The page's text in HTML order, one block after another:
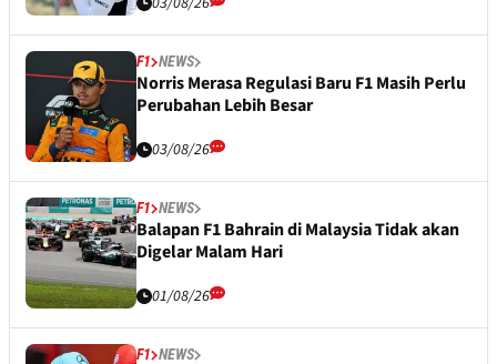
F1 NEWS
Norris Merasa Regulasi Baru F1 Masih Perlu
Perubahan Lebih Besar
03/08/26
F1 NEWS
Balapan F1 Bahrain di Malaysia Tidak akan
Digelar Malam Hari
01/08/26
F1 NEWS